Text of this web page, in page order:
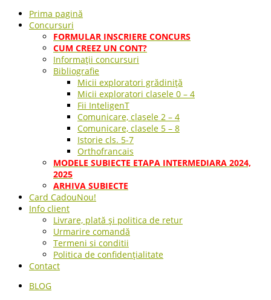
Prima pagină
Concursuri
FORMULAR INSCRIERE CONCURS
CUM CREEZ UN CONT?
Informații concursuri
Bibliografie
Micii exploratori grădiniță
Micii exploratori clasele 0 – 4
Fii InteligenT
Comunicare, clasele 2 – 4
Comunicare, clasele 5 – 8
Istorie cls. 5-7
Orthofrancais
MODELE SUBIECTE ETAPA INTERMEDIARA 2024,
2025
ARHIVA SUBIECTE
Card CadouNou!
Info client
Livrare, plată și politica de retur
Urmarire comandă
Termeni si conditii
Politica de confidențialitate
Contact
BLOG